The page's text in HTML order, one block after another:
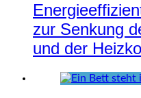
zur Senkung
und der